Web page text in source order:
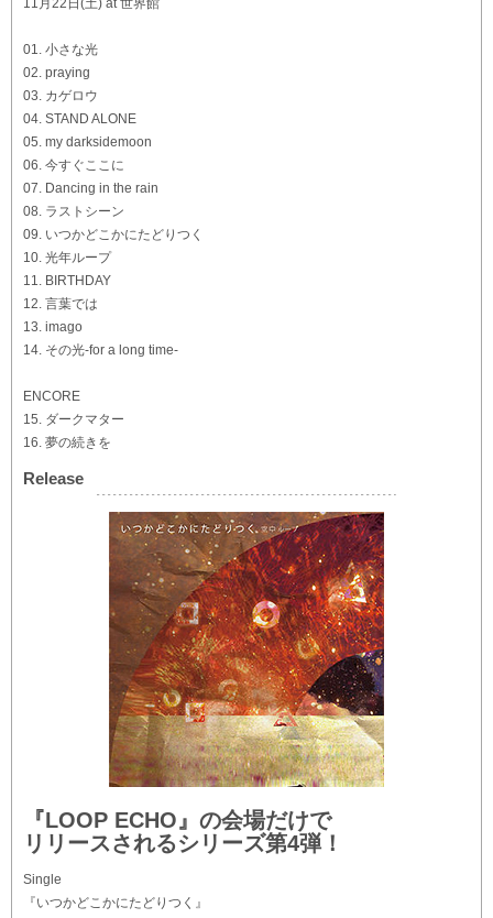
11月22日(土) at 世界館
01. 小さな光
02. praying
03. カゲロウ
04. STAND ALONE
05. my darksidemoon
06. 今すぐここに
07. Dancing in the rain
08. ラストシーン
09. いつかどこかにたどりつく
10. 光年ループ
11. BIRTHDAY
12. 言葉では
13. imago
14. その光-for a long time-
ENCORE
15. ダークマター
16. 夢の続きを
Release
『LOOP ECHO』の会場だけで
リリースされるシリーズ第4弾！
Single
『いつかどこかにたどりつく』